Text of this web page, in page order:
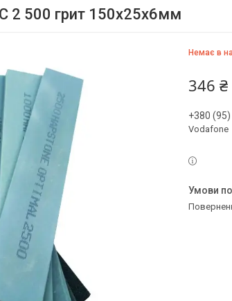
2 500 грит 150х25х6мм
Немає в
346 ₴
+380
Vodafone